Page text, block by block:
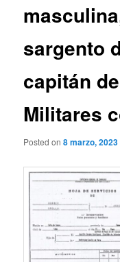
sargento
capitán
Militares
Posted on8 marzo, 2023